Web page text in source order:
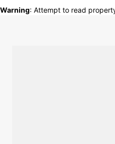
Warning: Attempt to read